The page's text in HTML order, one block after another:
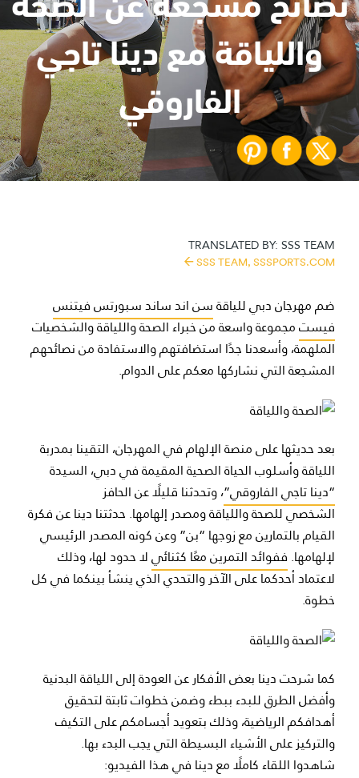
واللياقة مع دينا تاجي
الفاروقي
TRANSLATED BY:SSS TEAM
SSS TEAM, SSSPORTS.COM
ضم مهرجان دبي للياقةسن اند ساند سبورتس فيتنس
فيستمجموعة واسعة من خبراءالصحة واللياقةوالشخصيات
الملهمة، وأسعدنا جدًا استضافتهم والاستفادة من نصائحهم
المشجعة التي نشاركها معكم على الدوام.
بعد حديثها على منصة الإلهام في المهرجان، التقينا بمدربة
اللياقة وأسلوب الحياة الصحية المقيمة في دبي، السيدة
“دينا تاجي الفاروقي”، وتحدثنا قليلًا عن الحافز
الشخصيللصحة واللياقةومصدر إلهامها. حدثتنا دينا عن فكرة
القيام بالتمارين مع زوجها “بن” وعن كونه المصدر الرئيسي
لإلهامها.ففوائد التمرين معًا كثنائيلا حدود لها، وذلك
لاعتماد أحدكما على الآخر والتحدي الذي ينشأ بينكما في كل
خطوة.
كما شرحت دينا بعض الأفكار عن العودة إلى اللياقة البدنية
وأفضل الطرق للبدء ببطء وضمن خطوات ثابتة لتحقيق
أهدافكم الرياضية، وذلك بتعويد أجسامكم على التكيف
والتركيز على الأشياء البسيطة التي يجب البدء بها.
شاهدوا اللقاء كاملًا مع دينا في هذا الفيديو: